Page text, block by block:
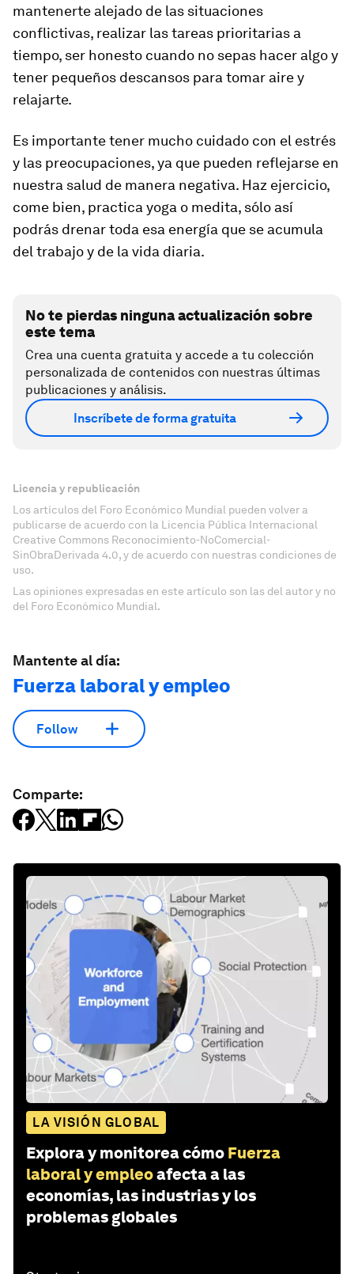
mantenerte alejado de las situaciones
conflictivas, realizar las tareas prioritarias a
tiempo, ser honesto cuando no sepas hacer algo y
tener pequeños descansos para tomar aire y
relajarte.
Es importante tener mucho cuidado con el estrés
y las preocupaciones, ya que pueden reflejarse en
nuestra salud de manera negativa. Haz ejercicio,
come bien, practica yoga o medita, sólo así
podrás drenar toda esa energía que se acumula
del trabajo y de la vida diaria.
No te pierdas ninguna actualización sobre
este tema
Crea una cuenta gratuita y accede a tu colección
personalizada de contenidos con nuestras últimas
publicaciones y análisis.
Inscríbete de forma gratuita
Licencia y republicación
Los artículos del Foro Económico Mundial pueden volver a
publicarse de acuerdo con la Licencia Pública Internacional
Creative Commons Reconocimiento-NoComercial-
SinObraDerivada 4.0, y de acuerdo con nuestras condiciones de
uso.
Las opiniones expresadas en este artículo son las del autor y no
del Foro Económico Mundial.
Mantente al día:
Fuerza laboral y empleo
Follow
Comparte:
LA VISIÓN GLOBAL
Explora y monitorea cómo Fuerza
laboral y empleoafecta a las
economías, las industrias y los
problemas globales